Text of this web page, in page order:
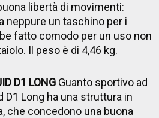
libertà di movimenti:
neppure un taschino per i
fatto comodo per un uso non
Il peso è di 4,46 kg.
D1 LONG Guanto sportivo ad
D1 Long ha una struttura in
che concedono una buona